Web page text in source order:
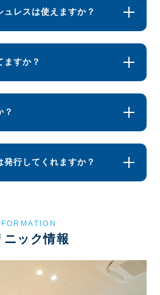
ュレスは使えますか？
ますか？
？
発行してくれますか？
ニック情報